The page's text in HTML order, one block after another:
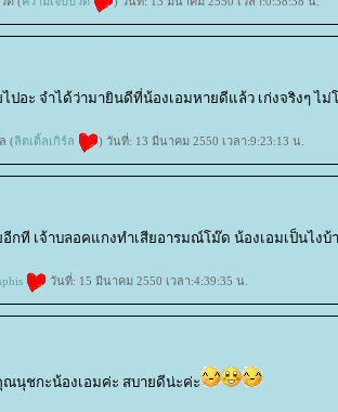
ปอะ จำได้ว่ามายินดีที่น้องเอมหายดีแล้ว เก่งจริงๆ ไ
(ลิตเติ้ลเกิร์ล ) วันที่: 13 มีนาคม 2550 เวลา:9:23:13 น.
อีกที เจ้าบลอคแกงทำเสียอารมณ์โม๊ด น้องเอมเป็นไง
วันที่: 15 มีนาคม 2550 เวลา:4:39:35 น.
นุชกะน้องเอมค่ะ สบายดีน่ะค่ะ